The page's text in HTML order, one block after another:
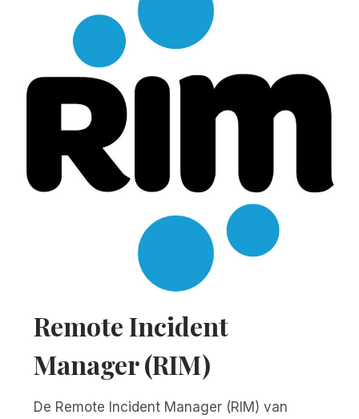
Remote Incident
Manager (RIM)
De Remote Incident Manager (RIM) van